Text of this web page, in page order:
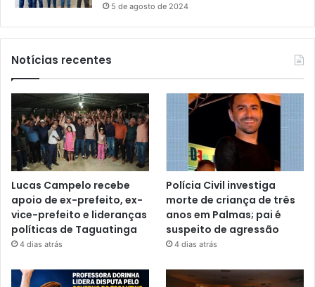
5 de agosto de 2024
Notícias recentes
Lucas Campelo recebe
apoio de ex-prefeito, ex-
vice-prefeito e lideranças
políticas de Taguatinga
4 dias atrás
Polícia Civil investiga
morte de criança de três
anos em Palmas; pai é
suspeito de agressão
4 dias atrás